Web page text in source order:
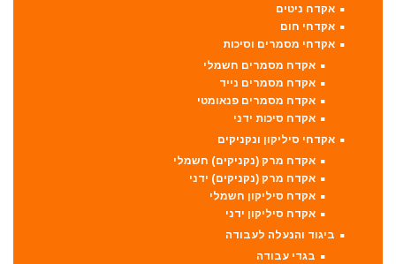
אקדח ניטים
אקדחי חום
אקדחי מסמרים וסיכות
אקדח מסמרים חשמלי
אקדח מסמרים נייד
אקדח מסמרים פנאומטי
אקדח סיכות ידני
אקדחי סיליקון ונקניקים
אקדח מרק (נקניקים) חשמלי
אקדח מרק (נקניקים) ידני
אקדח סיליקון חשמלי
אקדח סיליקון ידני
ביגוד והנעלה לעבודה
בגדי עבודה